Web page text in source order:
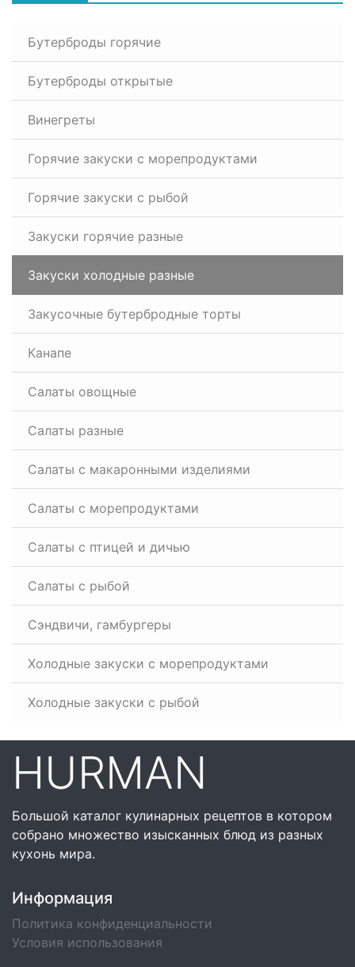
Бутерброды горячие
Бутерброды открытые
Винегреты
Горячие закуски с морепродуктами
Горячие закуски с рыбой
Закуски горячие разные
Закуски холодные разные
Закусочные бутербродные торты
Канапе
Салаты овощные
Салаты разные
Салаты с макаронными изделиями
Салаты с морепродуктами
Салаты с птицей и дичью
Салаты с рыбой
Сэндвичи, гамбургеры
Холодные закуски с морепродуктами
Холодные закуски с рыбой
HURMAN
Большой каталог кулинарных рецептов в котором
собрано множество изысканных блюд из разных
кухонь мира.
Информация
Политика конфиденциальности
Условия использования